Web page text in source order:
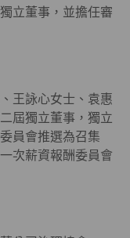
立董事，並擔任審
王詠心女士、袁惠
屆獨立董事，獨立
員會推選為召集
次薪資報酬委員會